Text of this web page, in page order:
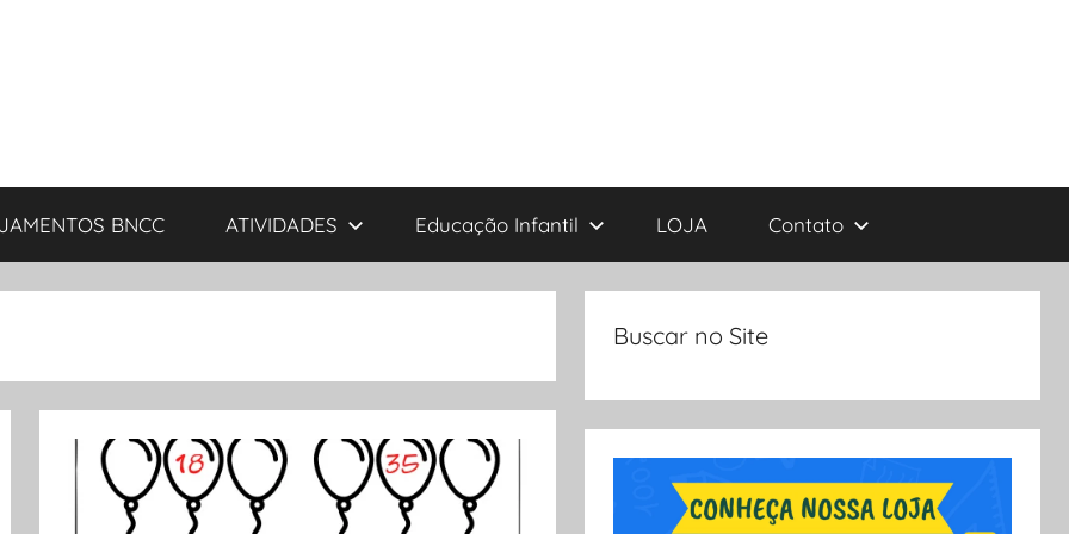
BNCC ATIVIDADES Educação Infantil LOJA Contato
Buscar no Site